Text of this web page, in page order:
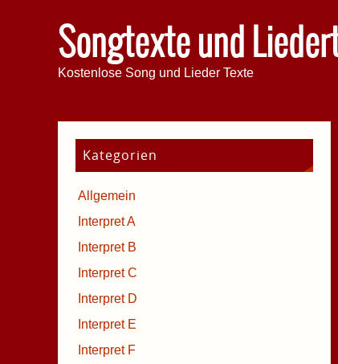
Songtexte und
Kostenlose Song und Lieder Texte
Kategorien
Allgemein
Interpret A
Interpret B
Interpret C
Interpret D
Interpret E
Interpret F